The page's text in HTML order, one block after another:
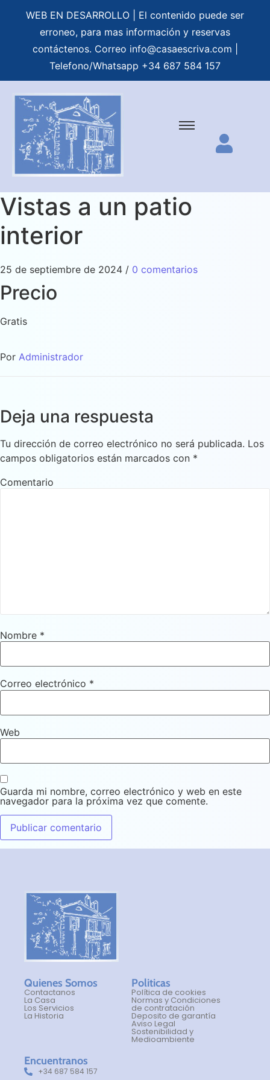
WEB EN DESARROLLO | El contenido puede ser
erroneo, para mas información y reservas
contáctenos. Correo info@casaescriva.com
Telefono/Whatsapp +34 687 584 157
Vistas a un patio
interior
25 de septiembre de 2024 / 0 comentarios
Precio
Gratis
Por Administrador
Deja una respuesta
Tu dirección de correo electrónico no será publicada. Los
campos obligatorios están marcados con *
Comentario
Nombre *
Correo electrónico *
Web
Guarda mi nombre, correo electrónico y web en este
navegador para la próxima vez que comente.
Quienes Somos
Contactanos
La Casa
Los Servicios
La Historia
Politicas
Política de cookies
Normas y Condiciones
de contratación
Deposito de garantía
Aviso Legal
Sostenibilidad y
Medioambiente
Encuentranos
+34 687 584 157